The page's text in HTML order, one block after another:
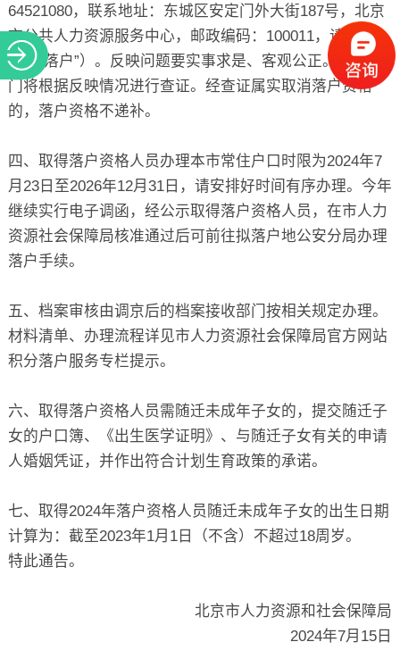
64521080，联系地址：东城区安定门外大街187号，北京
市公共人力资源服务中心，邮政编码：100011，请标注
“积分落户”）。反映问题要实事求是、客观公正。相关部
门将根据反映情况进行查证。经查证属实取消落户资格
的，落户资格不递补。
四、取得落户资格人员办理本市常住户口时限为2024年7
月23日至2026年12月31日，请安排好时间有序办理。今年
继续实行电子调函，经公示取得落户资格人员，在市人力
资源社会保障局核准通过后可前往拟落户地公安分局办理
落户手续。
五、档案审核由调京后的档案接收部门按相关规定办理。
材料清单、办理流程详见市人力资源社会保障局官方网站
积分落户服务专栏提示。
六、取得落户资格人员需随迁未成年子女的，提交随迁子
女的户口簿、《出生医学证明》、与随迁子女有关的申请
人婚姻凭证，并作出符合计划生育政策的承诺。
七、取得2024年落户资格人员随迁未成年子女的出生日期
计算为：截至2023年1月1日（不含）不超过18周岁。
特此通告。
北京市人力资源和社会保障局
2024年7月15日